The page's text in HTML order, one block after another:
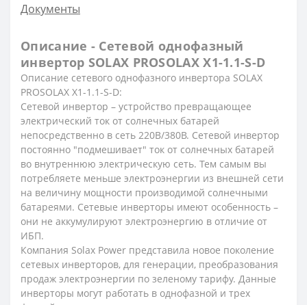
Документы
Описание - Сетевой однофазный
инвертор SOLAX PROSOLAX Х1-1.1-S-D
Описание сетевого однофазного инвертора SOLAX
PROSOLAX Х1-1.1-S-D:
Сетевой инвертор – устройство превращающее
электрический ток от солнечных батарей
непосредственно в сеть 220В/380В. Сетевой инвертор
постоянно "подмешивает" ток от солнечных батарей
во внутреннюю электрическую сеть. Тем самым вы
потребляете меньше электроэнергии из внешней сети
на величину мощности производимой солнечными
батареями. Сетевые инверторы имеют особенность –
они не аккумулируют электроэнергию в отличие от
ИБП.
Компания Solax Power представила новое поколение
сетевых инверторов, для генерации, преобразования
продаж электроэнергии по зеленому тарифу. Данные
инверторы могут работать в однофазной и трех